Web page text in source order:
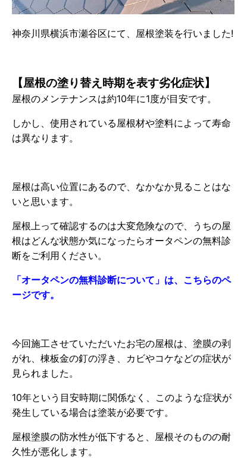
神奈川県横浜市瀬谷区にて、屋根塗装を行いました!
【屋根の塗り替え時期を表す劣化症状】
屋根のメンテナンスは約10年に1度が目安です。
しかし、使用されている屋根材や塗料によって寿命
は異なります。
屋根は高い位置にあるので、なかなか見ることはな
いと思います。
屋根上って確認するのは大変危険なので、うちの屋
根はどんな状態か気になったらオータペンの無料診
断をご利用ください。
「オータペンの無料診断について」は、こちらのペ
ージです。
今回施工させていただいたお宅の屋根は、塗膜の剥
がれ、棟板金の釘の浮き、カビやコケなどの症状が
見られました。
10年という目安時期に関係なく、このような症状が
発生している場合は塗装が必要です。
屋根塗膜の防水性が低下すると、屋根そのものの耐
久性が悪化します。